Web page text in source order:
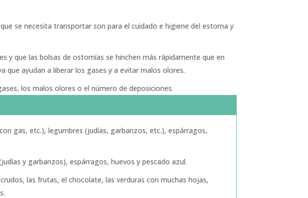
se necesita transportar son para el cuidado e higiene del estoma y
y que las bolsas de ostomías se hinchen más rápidamente que en
que ayudan a liberar los gases y a evitar malos olores.
los malos olores o el número de deposiciones.
gas, etc.), legumbres (judías, garbanzos, etc.), espárragos,
y garbanzos), espárragos, huevos y pescado azul.
las frutas, el chocolate, las verduras con muchas hojas,